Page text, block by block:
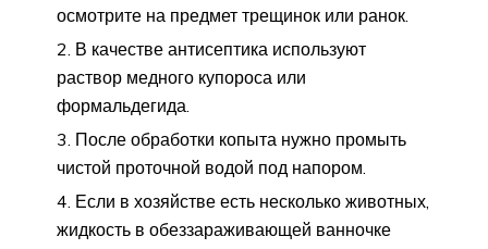
осмотрите на предмет трещинок или ранок.
В качестве антисептика используют
раствор медного купороса или
формальдегида.
После обработки копыта нужно промыть
чистой проточной водой под напором.
Если в хозяйстве есть несколько животных,
жидкость в обеззараживающей ванночке